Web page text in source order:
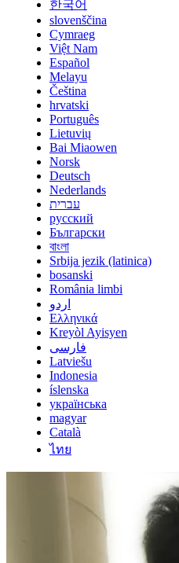
한국어
slovenščina
Cymraeg
Việt Nam
Español
Melayu
Čeština
hrvatski
Português
Lietuvių
Bai Miaowen
Norsk
Deutsch
Nederlands
עברית
русский
Български
বাংলা
Srbija jezik (latinica)
bosanski
România limbi
اردو
Ελληνικά
Kreyòl Ayisyen
فارسی
Latviešu
Indonesia
íslenska
українська
magyar
Català
ไทย